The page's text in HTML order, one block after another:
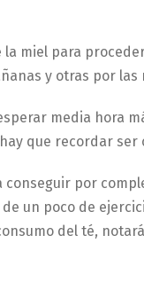
miel para
y otras por
media hora
que recordar ser
conseguir por
un poco de
del té,